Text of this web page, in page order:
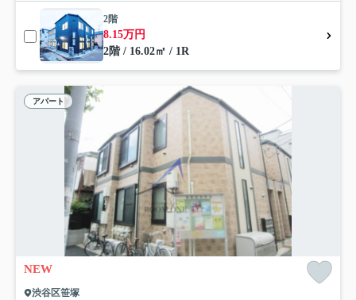
2階
8.15万円
2階 / 16.02㎡ / 1R
アパート
NEW
渋谷区笹塚